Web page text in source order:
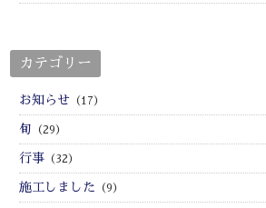
カテゴリー
お知らせ （17）
旬 （29）
行事 （32）
施工しました （9）